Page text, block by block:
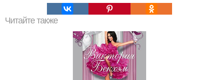
Читайте также